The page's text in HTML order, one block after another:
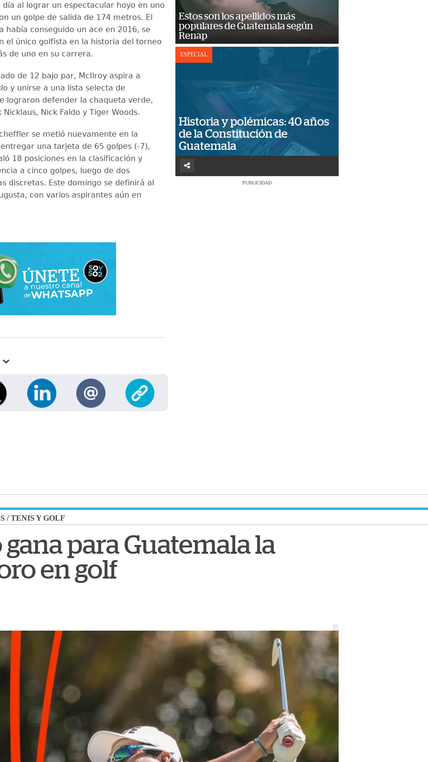
día al lograr un espectacular hoyo en uno
un golpe de salida de 174 metros. El
había conseguido un ace en 2016, se
el único golfista en la historia del torneo
de uno en su carrera.
de 12 bajo par, McIlroy aspira a
y unirse a una lista selecta de
lograron defender la chaqueta verde,
Nicklaus, Nick Faldo y Tiger Woods.
se metió nuevamente en la
una tarjeta de 65 golpes (-7),
18 posiciones en la clasificación y
a cinco golpes, luego de dos
discretas. Este domingo se definirá al
con varios aspirantes aún en
Estos son los apellidos más
populares de Guatemala según
Renap
ESPECIAL
Historia y polémicas: 40 años
de la Constitución de
Guatemala
PUBLICIDAD
/TENIS Y GOLF
para Guatemala la
en golf